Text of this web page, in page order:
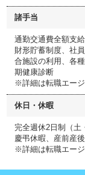
諸手当
通勤交通費全額支
財形貯蓄制度、社
合施設の利用、各
期健康診断
※詳細は転職エージ
休日・休暇
完全週休2日制（土
慶弔休暇、産前産
※詳細は転職エージ